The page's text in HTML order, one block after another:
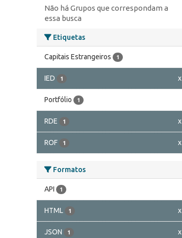
Não há Grupos que correspondam a
essa busca
Etiquetas
Capitais Estrangeiros 1
IED 1 x
Portfólio 1
RDE 1 x
ROF 1 x
Formatos
API 1
HTML 1 x
JSON 1 x